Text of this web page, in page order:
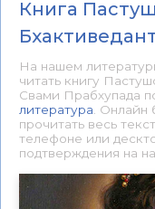
Книга
На нашем
читать книгу
Свами Прабхупада
литература .
прочитать весь
телефоне или
подтверждения на